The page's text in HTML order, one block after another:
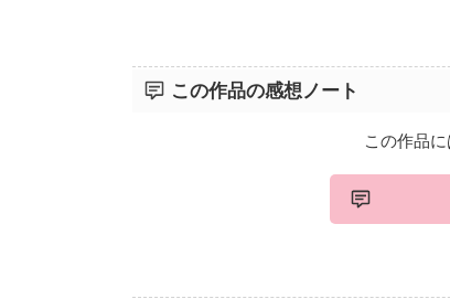
この作品の感想ノート
この作品